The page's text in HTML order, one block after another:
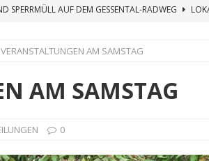
SPERRMÜLL AUF DEM GESSENTAL-RADWEG
SEIT 1. AUGUST 2026
LOKALES
DETAILS BEKANNT
VERMISCHTES
VERANSTALTUNGEN AM SAMSTAG
AM SAMSTAG
0